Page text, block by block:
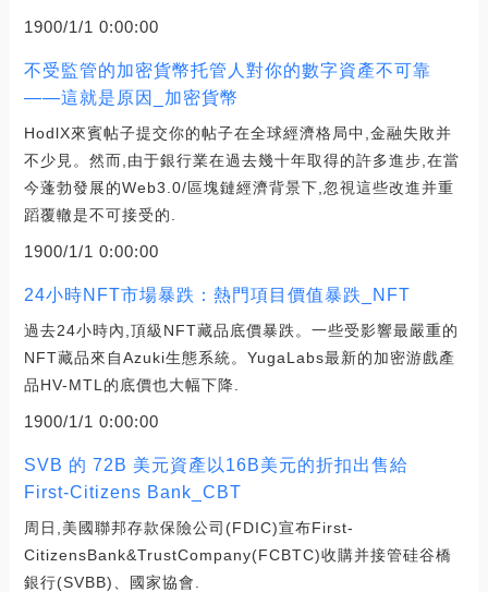
1900/1/1 0:00:00
不受監管的加密貨幣托管人對你的數字資產不可靠
——這就是原因_加密貨幣
HodlX來賓帖子提交你的帖子在全球經濟格局中,金融失敗并
不少見。然而,由于銀行業在過去幾十年取得的許多進步,在當
今蓬勃發展的Web3.0/區塊鏈經濟背景下,忽視這些改進并重
蹈覆轍是不可接受的.
1900/1/1 0:00:00
24小時NFT市場暴跌：熱門項目價值暴跌_NFT
過去24小時內,頂級NFT藏品底價暴跌。一些受影響最嚴重的
NFT藏品來自Azuki生態系統。YugaLabs最新的加密游戲產
品HV-MTL的底價也大幅下降.
1900/1/1 0:00:00
SVB 的 72B 美元資產以16B美元的折扣出售給
First-Citizens Bank_CBT
周日,美國聯邦存款保險公司(FDIC)宣布First-
CitizensBank&TrustCompany(FCBTC)收購并接管硅谷橋
銀行(SVBB)、國家協會.